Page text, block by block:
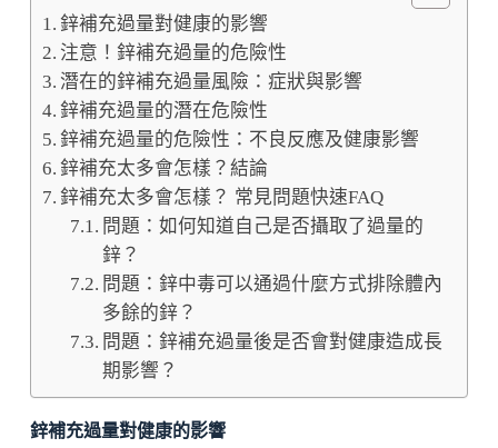
鋅補充過量對健康的影響
注意！鋅補充過量的危險性
潛在的鋅補充過量風險：症狀與影響
鋅補充過量的潛在危險性
鋅補充過量的危險性：不良反應及健康影響
鋅補充太多會怎樣？結論
鋅補充太多會怎樣？ 常見問題快速FAQ
問題：如何知道自己是否攝取了過量的
鋅？
問題：鋅中毒可以通過什麼方式排除體內
多餘的鋅？
問題：鋅補充過量後是否會對健康造成長
期影響？
鋅補充過量對健康的影響